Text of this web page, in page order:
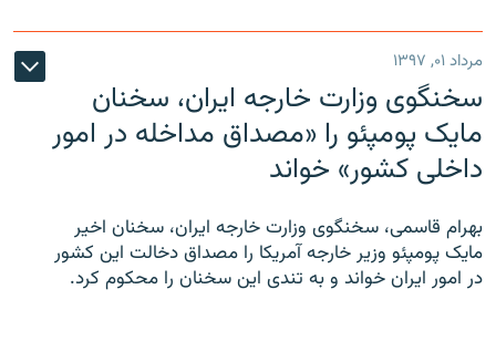
مرداد ۰۱, ۱۳۹۷
سخنگوی وزارت خارجه ایران، سخنان
مایک پومپئو را «مصداق مداخله در امور
داخلی کشور» خواند
بهرام قاسمی، سخنگوی وزارت خارجه ایران، سخنان اخیر
مایک پومپئو وزیر خارجه آمریکا را مصداق دخالت این کشور
در امور ایران خواند و به تندی این سخنان را محکوم کرد.